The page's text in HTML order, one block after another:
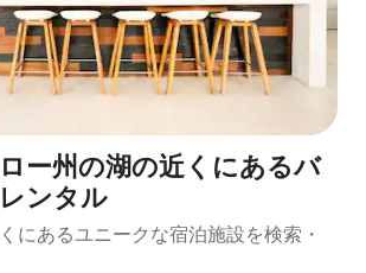
ー州の湖の近くにあるバ
ンタル
にあるユニークな宿泊施設を検索・